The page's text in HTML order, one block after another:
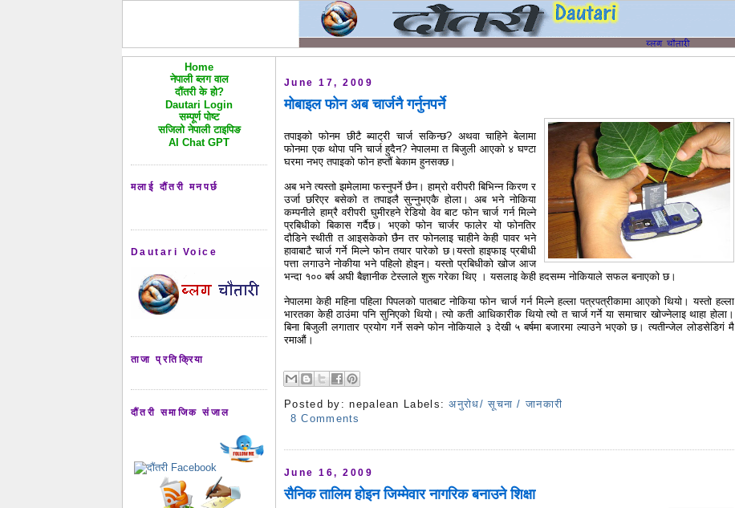
Home
नेपाली ब्लग वाल
दौंतरी के हो?
Dautari Login
सम्पूर्ण पोष्ट
सजिलो नेपाली टाइपिङ
AI Chat GPT
मलाई दौंतरी मनपर्छ
Dautari Voice
ताजा प्रतिक्रिया
दौंतरी समाजिक संजाल
June 17, 2009
मोबाइल फोन अब चार्जनै गर्नुनपर्ने
तपाइको फोनम छीटै ब्याट्री चार्ज सकिन्छ? अथवा चाहिने बेलामा
फोनमा एक थोपा पनि चार्ज हुदैन? नेपालमा त बिजुली आएको ४ घण्टा
घरमा नभए तपाइको फोन हप्तौं बेकाम हुनसक्छ।
अब भने त्यस्तो झमेलामा फस्नुपर्ने छैन। हाम्रो वरीपरी बिभिन्न किरण र
उर्जा छरिएर बसेको त तपाइलै सुन्नुभएकै होला। अब भने नोकिया
कम्पनीले हाम्रै वरीपरी घुमीरहने रेडियो वेव बाट फोन चार्ज गर्न मिल्ने
प्रबिधीको बिकास गर्दैछ। भएको फोन चार्जर फालेर यो फोनतिर
दौडिने स्थीती त आइसकेको छैन तर फोनलाइ चाहीने केही पावर भने
हावाबाटै चार्ज गर्ने मिल्ने फोन तयार पारेको छ।यस्तो हाइफाइ प्रबीधी
पत्ता लगाउने नोकीया भने पहिलो होइन। यस्तो प्रबिधीको खोज आज
भन्दा १०० बर्ष अघी बैज्ञानीक टेस्लाले शुरू गरेका थिए । यसलाइ केही हदसम्म नोकियाले सफल बनाएको छ।
नेपालमा केही महिना पहिला पिपलको पातबाट नोकिया फोन चार्ज गर्न मिल्ने हल्ला पत्रपत्रीकामा आएको थियो। यस्तो हल्ला
भारतका केही ठाउंमा पनि सुनिएको थियो। त्यो कती आधिकारीक थियो त्यो त चार्ज गर्ने या समाचार खोज्नेलाइ थाहा होला।
बिना बिजुली लगातार प्रयोग गर्ने सक्ने फोन नोकियाले ३ देखी ५ बर्षमा बजारमा ल्याउने भएको छ। त्यतीन्जेल लोडसेडिगं मै
रमाऔं।
Posted by:nepalean Labels:अनुरोध/ सूचना / जानकारी
8 Comments
June 16, 2009
सैनिक तालिम होइन जिम्मेवार नागरिक बनाउने शिक्षा